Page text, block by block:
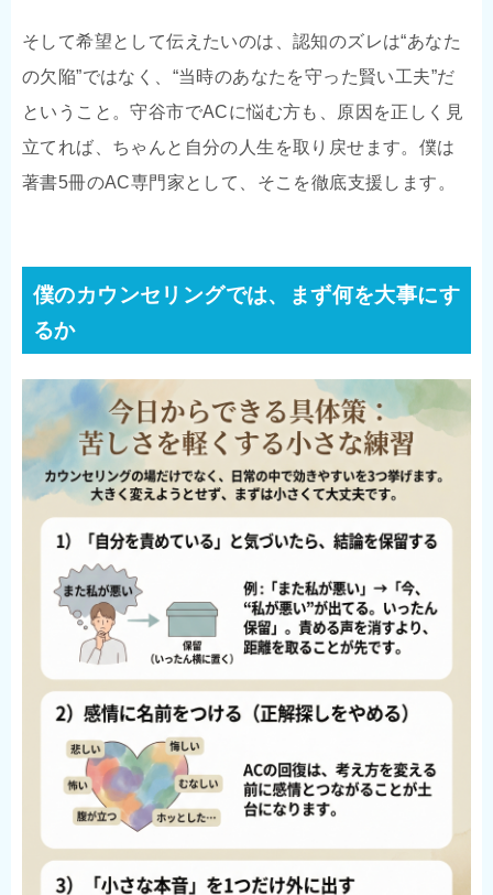
そして希望として伝えたいのは、認知のズレは“あなた
の欠陥”ではなく、“当時のあなたを守った賢い工夫”だ
ということ。守谷市でACに悩む方も、原因を正しく見
立てれば、ちゃんと自分の人生を取り戻せます。僕は
著書5冊のAC専門家として、そこを徹底支援します。
僕のカウンセリングでは、まず何を大事にす
るか